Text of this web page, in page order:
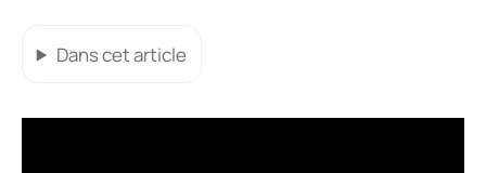
Dans cet article